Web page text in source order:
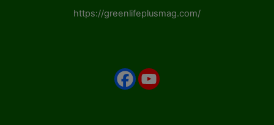
https://greenlifeplusmag.com/